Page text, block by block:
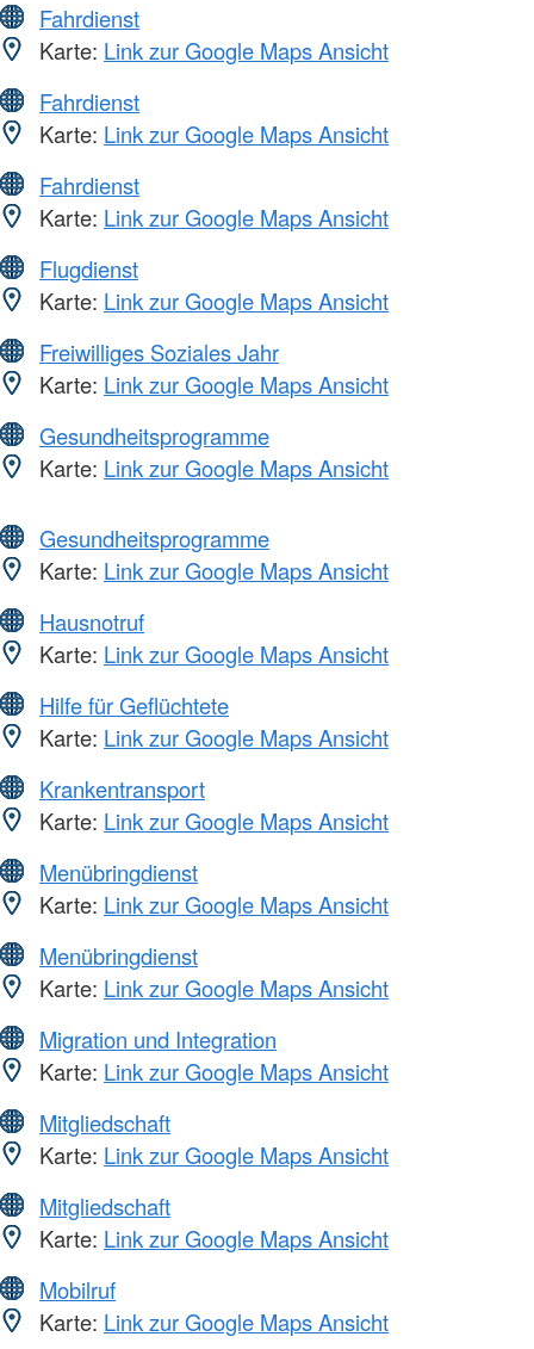
Fahrdienst
Karte: Link zur Google Maps Ansicht
Fahrdienst
Karte: Link zur Google Maps Ansicht
Fahrdienst
Karte: Link zur Google Maps Ansicht
Flugdienst
Karte: Link zur Google Maps Ansicht
Freiwilliges Soziales Jahr
Karte: Link zur Google Maps Ansicht
Gesundheitsprogramme
Karte: Link zur Google Maps Ansicht
Gesundheitsprogramme
Karte: Link zur Google Maps Ansicht
Hausnotruf
Karte: Link zur Google Maps Ansicht
Hilfe für Geflüchtete
Karte: Link zur Google Maps Ansicht
Krankentransport
Karte: Link zur Google Maps Ansicht
Menübringdienst
Karte: Link zur Google Maps Ansicht
Menübringdienst
Karte: Link zur Google Maps Ansicht
Migration und Integration
Karte: Link zur Google Maps Ansicht
Mitgliedschaft
Karte: Link zur Google Maps Ansicht
Mitgliedschaft
Karte: Link zur Google Maps Ansicht
Mobilruf
Karte: Link zur Google Maps Ansicht